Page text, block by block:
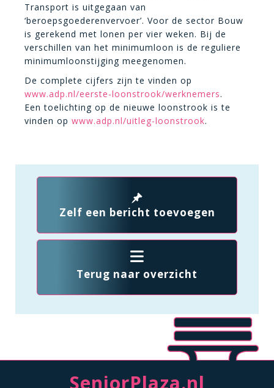
Transport is uitgegaan van
‘beroepsgoederenvervoer’. Voor de sector Bouw
is gerekend met lonen per vier weken. Bij de
verschillen van het minimumloon is de reguliere
minimumloonstijging meegenomen.
De complete cijfers zijn te vinden op
www.adp.nl/eerste-loonstrook/werknemers.
Een toelichting op de nieuwe loonstrook is te
vinden op www.adp.nl/uitleg-loonstrook.
Zelf een bericht toevoegen
Terug naar overzicht
SeniorPlaza.nl